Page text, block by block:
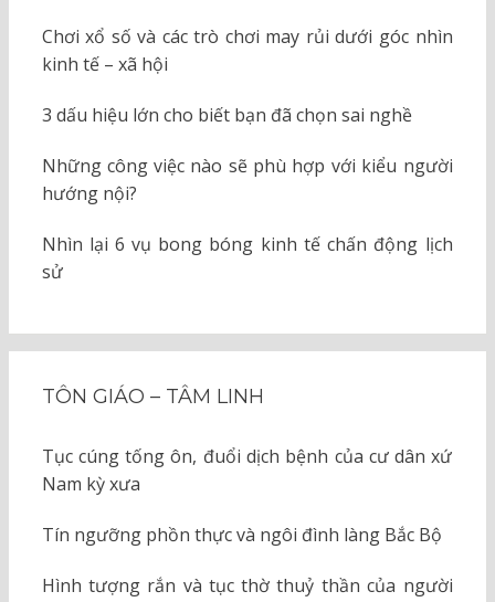
Chơi xổ số và các trò chơi may rủi dưới góc nhìn
kinh tế – xã hội
3 dấu hiệu lớn cho biết bạn đã chọn sai nghề
Những công việc nào sẽ phù hợp với kiểu người
hướng nội?
Nhìn lại 6 vụ bong bóng kinh tế chấn động lịch
sử
TÔN GIÁO – TÂM LINH
Tục cúng tống ôn, đuổi dịch bệnh của cư dân xứ
Nam kỳ xưa
Tín ngưỡng phồn thực và ngôi đình làng Bắc Bộ
Hình tượng rắn và tục thờ thuỷ thần của người